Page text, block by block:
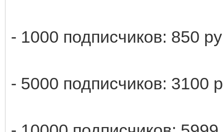
- 1000 подписчиков: 850
- 5000 подписчиков: 3100